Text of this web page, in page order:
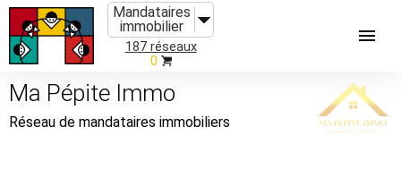
Mandataires
immobilier
187 réseaux
0
Ma Pépite Immo
Réseau de mandataires immobiliers